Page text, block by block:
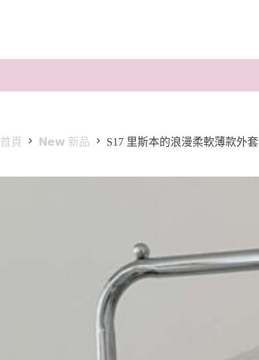
首頁 𝗡𝗲𝘄 新品 S17 里斯本的浪漫柔軟薄款外套